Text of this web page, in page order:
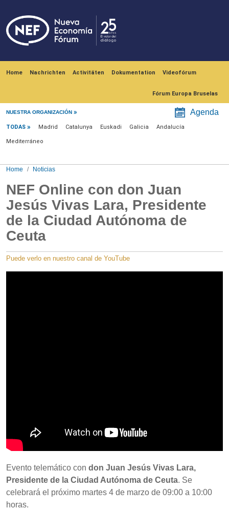
Home Nachrichten Activitäten Dokumentation Videofórum
Fórum Europa Bruselas
NUESTRA ORGANIZACIÓN Agenda
Menú noticias
TODAS Madrid Catalunya Euskadi Galicia Andalucía
Mediterráneo
Home Noticias
NEF Online con don Juan
Jesús Vivas Lara, Presidente
de la Ciudad Autónoma de
Ceuta
Puede verlo en nuestro canal de YouTube
Evento telemático con don Juan Jesús Vivas Lara,
Presidente de la Ciudad Autónoma de Ceuta. Se
celebrará el próximo martes 4 de marzo de 09:00 a 10:00
horas.